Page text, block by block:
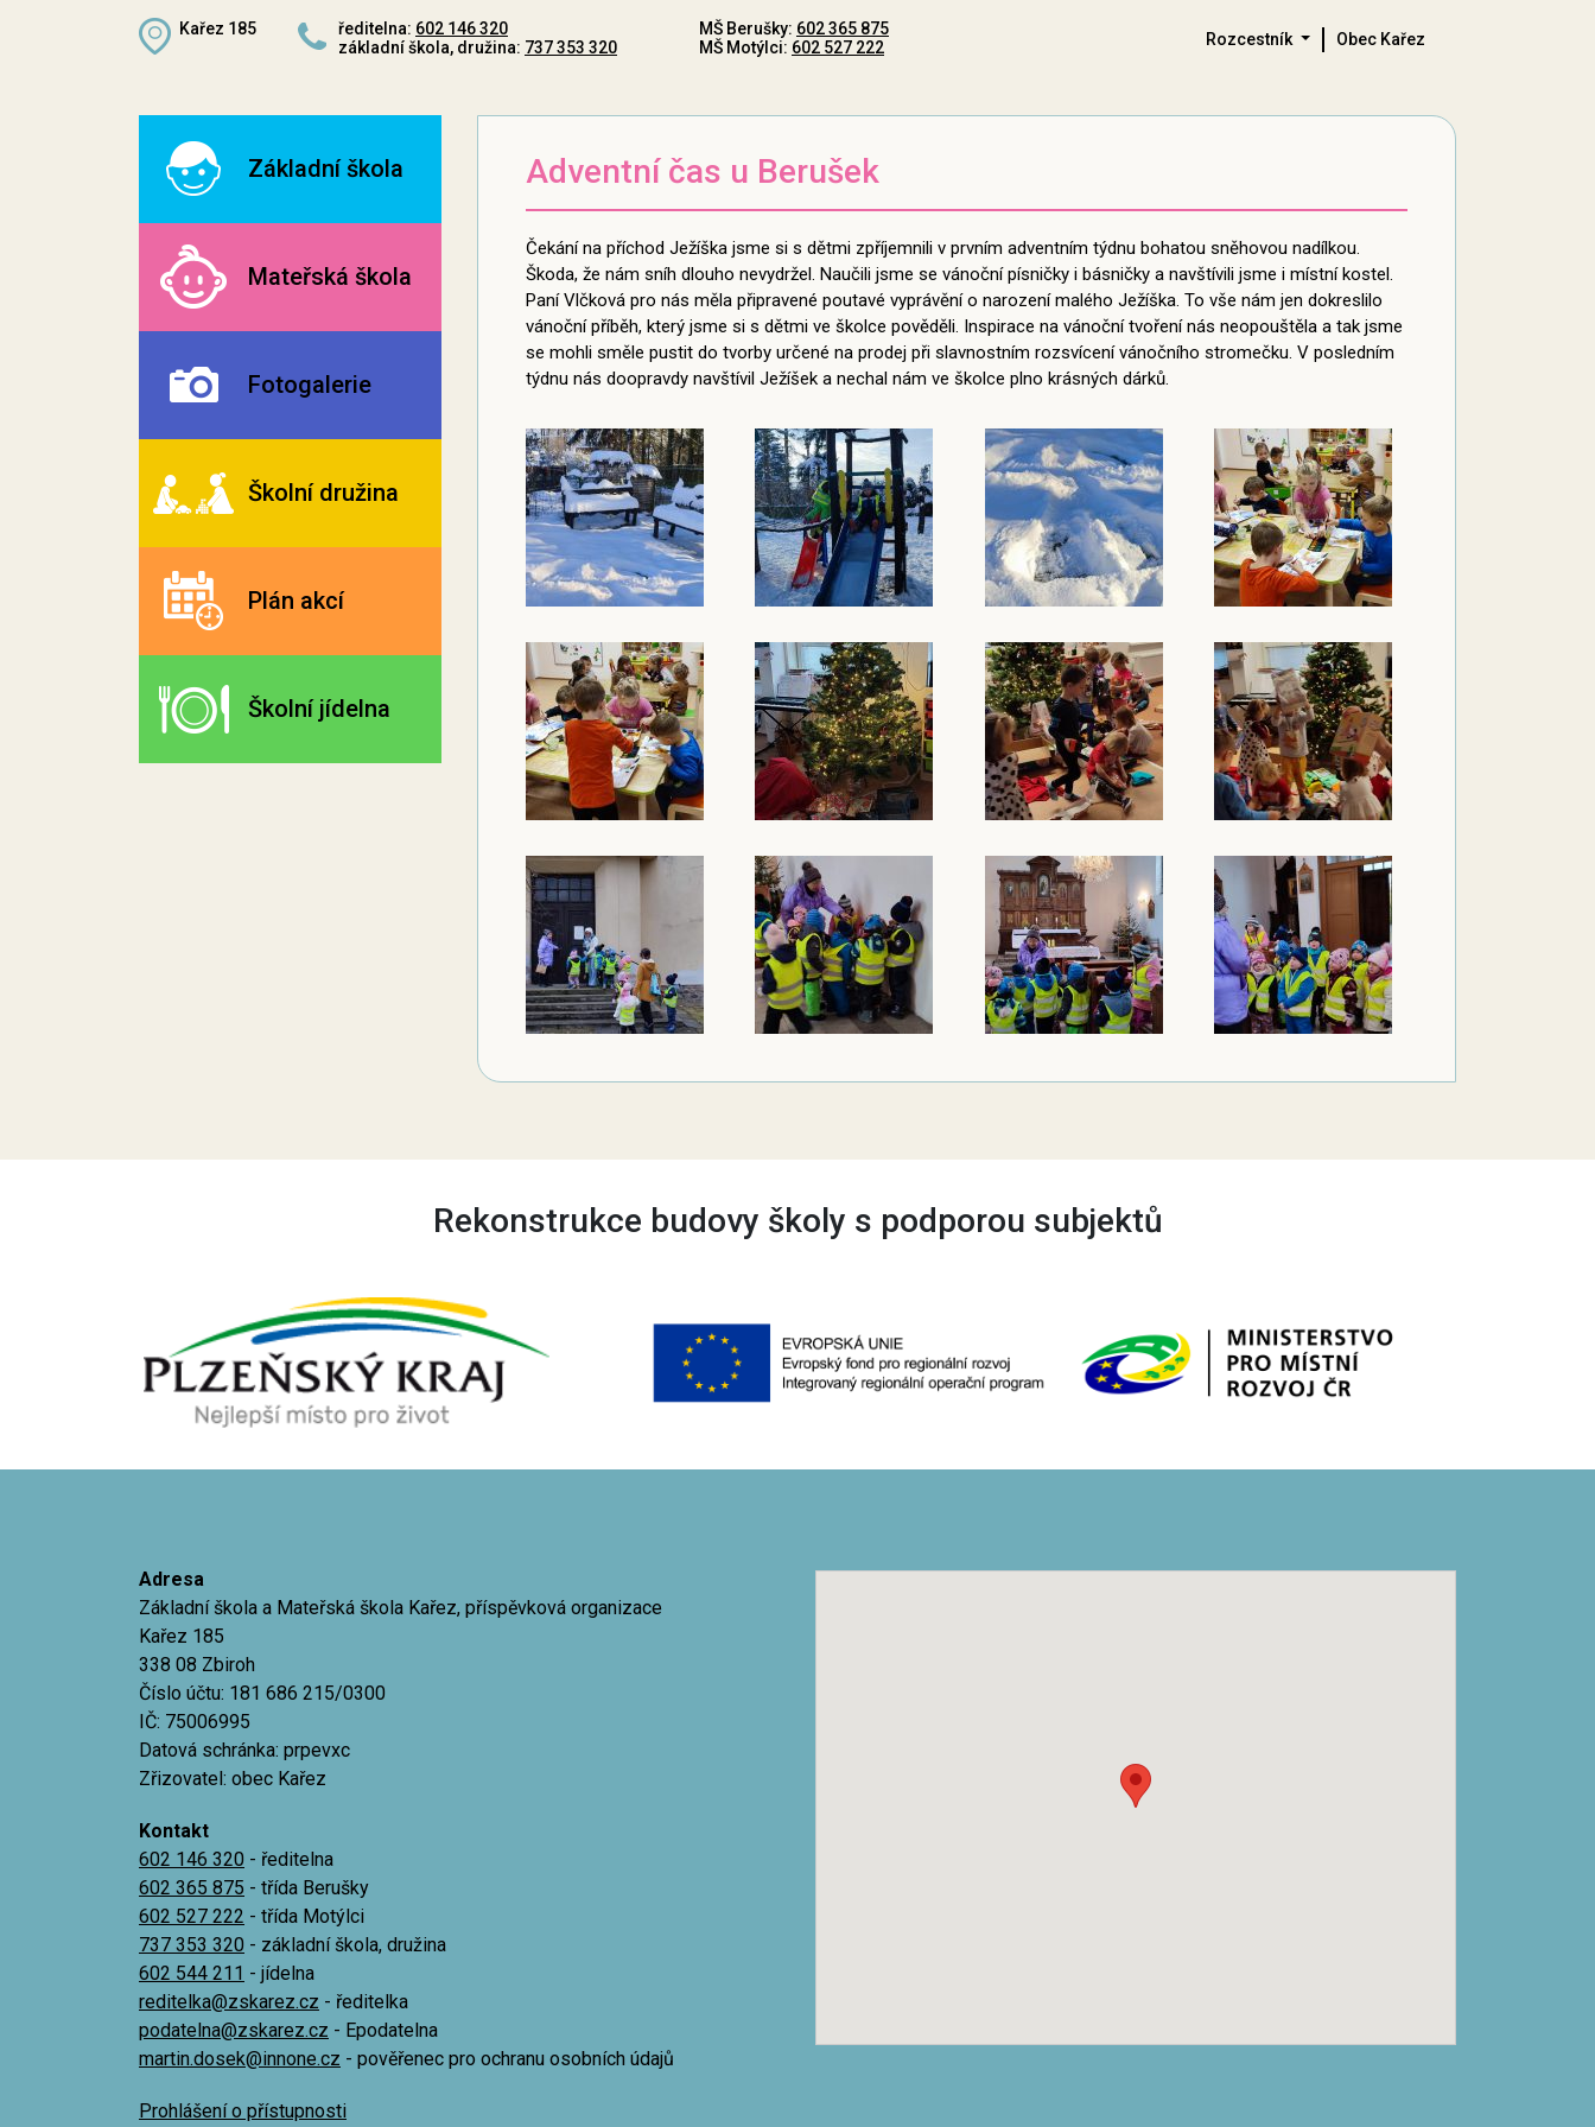
Kařez 185 ředitelna: 602 146 320
základní škola, družina: 737 353 320
MŠ Berušky: 602 365 875
MŠ Motýlci: 602 527 222 Rozcestník Obec Kařez
Základní škola
Mateřská škola
Fotogalerie
Školní družina
Plán akcí
Školní jídelna
Adventní čas u Berušek
Čekání na příchod Ježíška jsme si s dětmi zpříjemnili v prvním adventním týdnu bohatou sněhovou nadílkou.
Škoda, že nám sníh dlouho nevydržel. Naučili jsme se vánoční písničky i básničky a navštívili jsme i místní kostel.
Paní Vlčková pro nás měla připravené poutavé vyprávění o narození malého Ježíška. To vše nám jen dokreslilo
vánoční příběh, který jsme si s dětmi ve školce pověděli. Inspirace na vánoční tvoření nás neopouštěla a tak jsme
se mohli směle pustit do tvorby určené na prodej při slavnostním rozsvícení vánočního stromečku. V posledním
týdnu nás doopravdy navštívil Ježíšek a nechal nám ve školce plno krásných dárků.
Rekonstrukce budovy školy s podporou subjektů
Adresa
Základní škola a Mateřská škola Kařez, příspěvková organizace
Kařez 185
338 08 Zbiroh
Číslo účtu: 181 686 215/0300
IČ: 75006995
Datová schránka: prpevxc
Zřizovatel: obec Kařez
Kontakt
602 146 320 - ředitelna
602 365 875 - třída Berušky
602 527 222 - třída Motýlci
737 353 320 - základní škola, družina
602 544 211 - jídelna
reditelka@zskarez.cz - ředitelka
podatelna@zskarez.cz - Epodatelna
martin.dosek@innone.cz - pověřenec pro ochranu osobních údajů
Prohlášení o přístupnosti